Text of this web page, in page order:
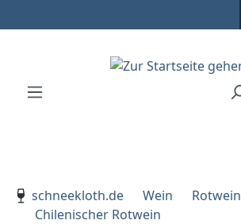
Zur Hauptnavigation springen
schneekloth.de
Wein
Rotwein
Chilenischer Rotwein